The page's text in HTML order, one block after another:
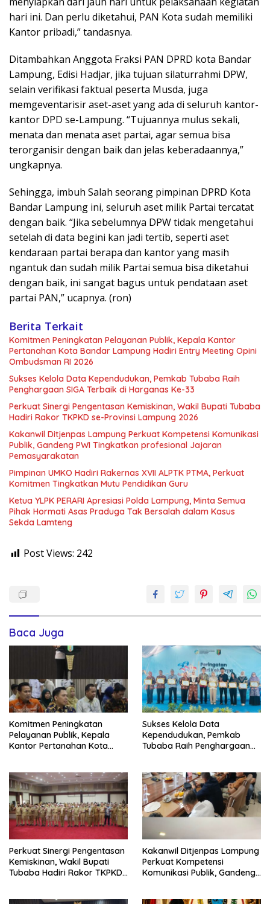
hari ini. Dan perlu diketahui, PAN Kota sudah memiliki
Kantor pribadi,” tandasnya.
Ditambahkan Anggota Fraksi PAN DPRD kota Bandar
Lampung, Edisi Hadjar, jika tujuan silaturrahmi DPW,
selain verifikasi faktual peserta Musda, juga
memgeventarisir aset-aset yang ada di seluruh kantor-
kantor DPD se-Lampung. “Tujuannya mulus sekali,
menata dan menata aset partai, agar semua bisa
terorganisir dengan baik dan jelas keberadaannya,”
ungkapnya.
Sehingga, imbuh Salah seorang pimpinan DPRD Kota
Bandar Lampung ini, seluruh aset milik Partai tercatat
dengan baik. “Jika sebelumnya DPW tidak mengetahui
setelah di data begini kan jadi tertib, seperti aset
kendaraan partai berapa dan kantor yang masih
ngantuk dan sudah milik Partai semua bisa diketahui
dengan baik, ini sangat bagus untuk pendataan aset
partai PAN,” ucapnya. (ron)
Berita Terkait
Komitmen Peningkatan Pelayanan Publik, Kepala Kantor
Pertanahan Kota Bandar Lampung Hadiri Entry Meeting Opini
Ombudsman RI 2026
Sukses Kelola Data Kependudukan, Pemkab Tubaba Raih
Penghargaan SIGA Terbaik di Harganas Ke-33
Perkuat Sinergi Pengentasan Kemiskinan, Wakil Bupati Tubaba
Hadiri Rakor TKPKD se-Provinsi Lampung 2026
Kakanwil Ditjenpas Lampung Perkuat Kompetensi Komunikasi
Publik, Gandeng PWI Tingkatkan profesional Jajaran
Pemasyarakatan
Pimpinan UMKO Hadiri Rakernas XVII ALPTK PTMA, Perkuat
Komitmen Tingkatkan Mutu Pendidikan Guru
Ketua YLPK PERARI Apresiasi Polda Lampung, Minta Semua
Pihak Hormati Asas Praduga Tak Bersalah dalam Kasus
Sekda Lamteng
Post Views: 242
Baca Juga
Komitmen Peningkatan
Pelayanan Publik, Kepala
Kantor Pertanahan Kota
Ombudsman RI 2026
Sukses Kelola Data
Kependudukan, Pemkab
Tubaba Raih Penghargaan
Perkuat Sinergi Pengentasan
Kemiskinan, Wakil Bupati
Tubaba Hadiri Rakor TKPKD
Kakanwil Ditjenpas Lampung
Perkuat Kompetensi
Komunikasi Publik, Gandeng